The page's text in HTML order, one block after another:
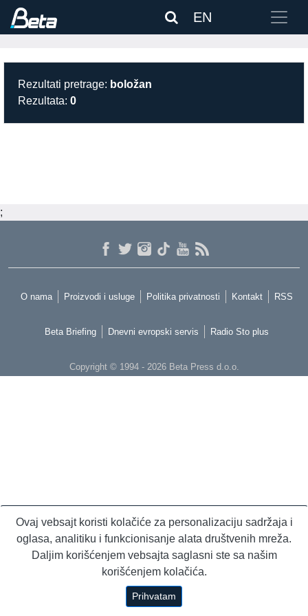
EN
Rezultati pretrage: boložan
Rezultata: 0
;
O nama Proizvodi i usluge Politika privatnosti Kontakt RSS
Beta Briefing Dnevni evropski servis Radio Sto plus
Copyright © 1994 - 2026 Beta Press d.o.o.
Ovaj vebsajt koristi kolačiće za personalizaciju sadržaja i
oglasa, analitiku i funkcionisanje alata društvenih mreža.
Daljim korišćenjem vebsajta saglasni ste sa našim
korišćenjem kolačića.
Prihvatam